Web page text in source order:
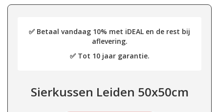
✅ Betaal vandaag 10% met iDEAL en de rest bij
aflevering.
✅ Tot 10 jaar garantie.
Sierkussen Leiden 50x50cm